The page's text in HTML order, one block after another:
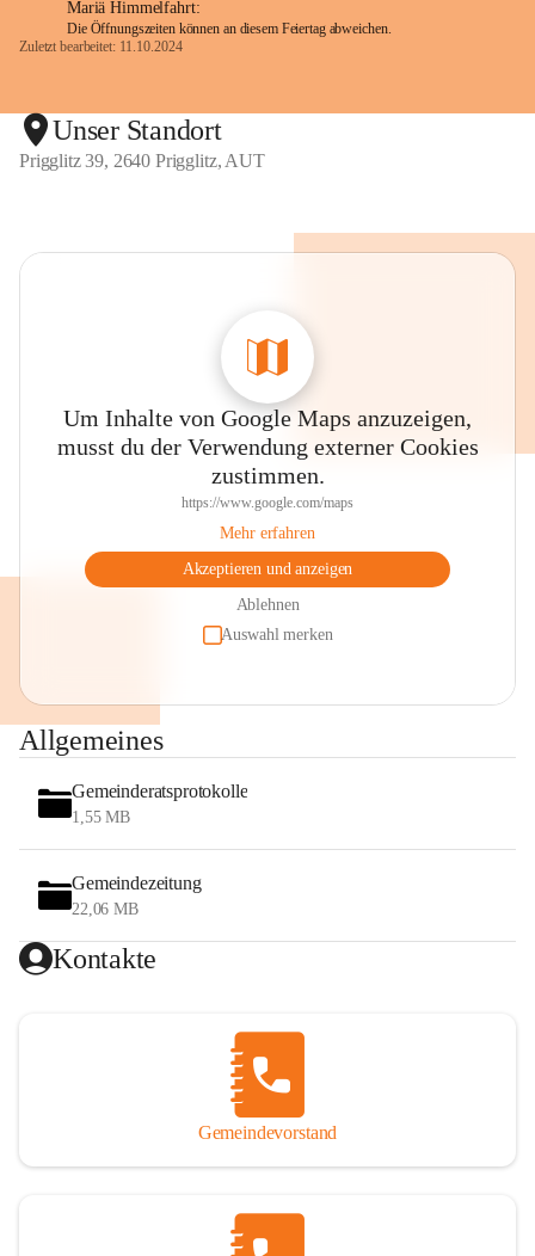
Mariä Himmelfahrt:
Die Öffnungszeiten können an diesem Feiertag abweichen.
Zuletzt bearbeitet: 11.10.2024
Unser Standort
Prigglitz 39, 2640 Prigglitz, AUT
Um Inhalte von Google Maps anzuzeigen,
musst du der Verwendung externer Cookies
zustimmen.
https://www.google.com/maps
Mehr erfahren
Akzeptieren und anzeigen
Ablehnen
Auswahl merken
Allgemeines
Gemeinderatsprotokolle
1,55 MB
Gemeindezeitung
22,06 MB
Kontakte
Gemeindevorstand